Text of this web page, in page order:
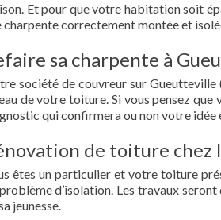
Et pour que votre habitation soit
charpente correctement montée et
sa charpente à
société de couvreur sur
de votre toiture. Si vous pensez
qui confirmera ou non votre idée
de toiture
êtes un particulier et votre toiture
d’isolation. Les travaux
jeunesse.